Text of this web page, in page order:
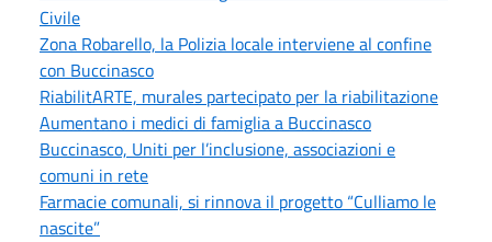
Civile
Zona Robarello, la Polizia locale interviene al confine
con Buccinasco
RiabilitARTE, murales partecipato per la riabilitazione
Aumentano i medici di famiglia a Buccinasco
Buccinasco, Uniti per l’inclusione, associazioni e
comuni in rete
Farmacie comunali, si rinnova il progetto “Culliamo le
nascite”